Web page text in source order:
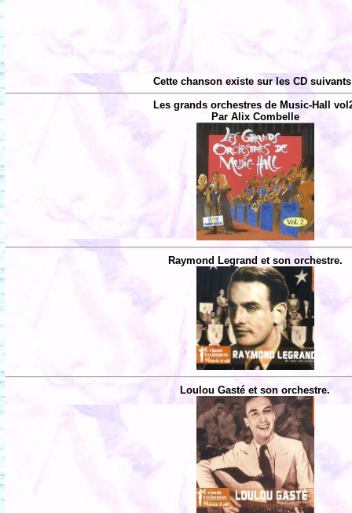
Cette chanson existe sur les CD
Les grands orchestres de Music-Hall
Par Alix Combelle
Raymond Legrand et son orchestre.
Loulou Gasté et son orchestre.